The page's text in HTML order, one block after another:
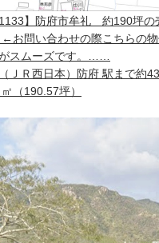
1133】防府市牟礼 約190坪の
←お問い合わせの際こちらの
スムーズです。……
ＪＲ西日本）防府 駅まで約
（190.57坪）